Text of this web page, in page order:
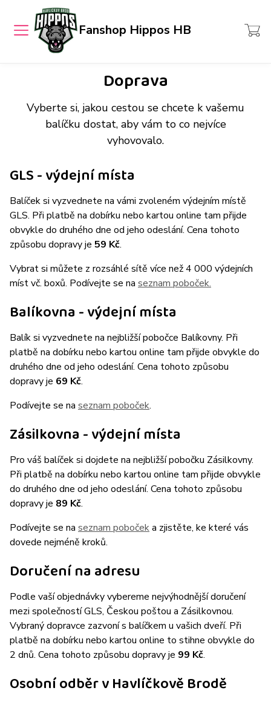
Chcete také takový e-shop?
MENU Fanshop Hippos HB
Pánské
Dámské
produkty
Přihlášení
Doprava
Vyberte si, jakou cestou se chcete k vašemu
balíčku dostat, aby vám to co nejvíce
vyhovovalo.
GLS - výdejní místa
Balíček si vyzvednete na vámi zvoleném výdejním místě
GLS. Při platbě na dobírku nebo kartou online tam přijde
obvykle do druhého dne od jeho odeslání. Cena tohoto
způsobu dopravy je 59 Kč.
Vybrat si můžete z rozsáhlé sítě více než 4 000 výdejních
míst vč. boxů. Podívejte se na seznam poboček.
Balíkovna - výdejní místa
Balík si vyzvednete na nejbližší pobočce Balíkovny. Při
platbě na dobírku nebo kartou online tam přijde obvykle do
druhého dne od jeho odeslání. Cena tohoto způsobu
dopravy je 69 Kč.
Podívejte se na seznam poboček.
Zásilkovna - výdejní místa
Pro váš balíček si dojdete na nejbližší pobočku Zásilkovny.
Při platbě na dobírku nebo kartou online tam přijde obvykle
do druhého dne od jeho odeslání. Cena tohoto způsobu
dopravy je 89 Kč.
Podívejte se na seznam pobočeka zjistěte, ke které vás
dovede nejméně kroků.
Doručení na adresu
Podle vaší objednávky vybereme nejvýhodnější doručení
mezi společností GLS, Českou poštou a Zásilkovnou.
Vybraný dopravce zazvoní s balíčkem u vašich dveří. Při
platbě na dobírku nebo kartou online to stihne obvykle do
2 dnů. Cena tohoto způsobu dopravy je 99 Kč.
Osobní odběr v Havlíčkově Brodě